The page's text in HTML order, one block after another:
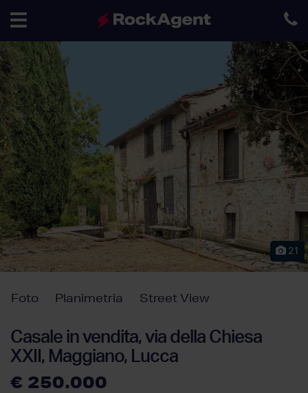
navigation
Casale in vendita, via della Chiesa
XXII, Maggiano, Lucca
€ 250.000
21
Foto Planimetria Street View